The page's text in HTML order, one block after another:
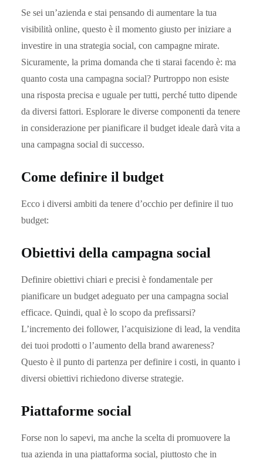
Se sei un’azienda e stai pensando di aumentare la tua
visibilità online, questo è il momento giusto per iniziare a
investire in una strategia social, con campagne mirate.
Sicuramente, la prima domanda che ti starai facendo è: ma
quanto costa una campagna social? Purtroppo non esiste
una risposta precisa e uguale per tutti, perché tutto dipende
da diversi fattori. Esplorare le diverse componenti da tenere
in considerazione per pianificare il budget ideale darà vita a
una campagna social di successo.
Come definire il budget
Ecco i diversi ambiti da tenere d’occhio per definire il tuo
budget:
Obiettivi della campagna social
Definire obiettivi chiari e precisi è fondamentale per
pianificare un budget adeguato per una campagna social
efficace. Quindi, qual è lo scopo da prefissarsi?
L’incremento dei follower, l’acquisizione di lead, la vendita
dei tuoi prodotti o l’aumento della brand awareness?
Questo è il punto di partenza per definire i costi, in quanto i
diversi obiettivi richiedono diverse strategie.
Piattaforme social
Forse non lo sapevi, ma anche la scelta di promuovere la
tua azienda in una piattaforma social, piuttosto che in